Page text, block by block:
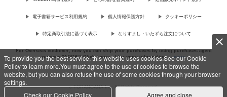
To provide you the best service, this website uses cookies.See our Cookie
Policy to learn more.You must agree to the use of cookies to browse the
website, but you can also refuse the use of some cookies through your browser
settings.
Check our Cookie Policy
Agree and close
電子書籍サービス利用規約 個人情報保護方針 クッキーポリシー
特定商取引法に基づく表示 なりすまし・いたずら注文について
For Overseas customer, now you can ship your purchases by using purchases agent
services “AOCS”! Click {more…} for more information …more
c TORANOANA Inc, All Rights Reserved.